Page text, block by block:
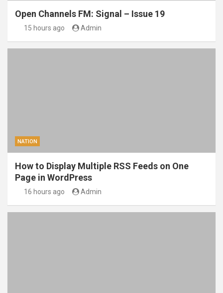
Open Channels FM: Signal – Issue 19
15 hours ago Admin
NATION
How to Display Multiple RSS Feeds on One
Page in WordPress
16 hours ago Admin